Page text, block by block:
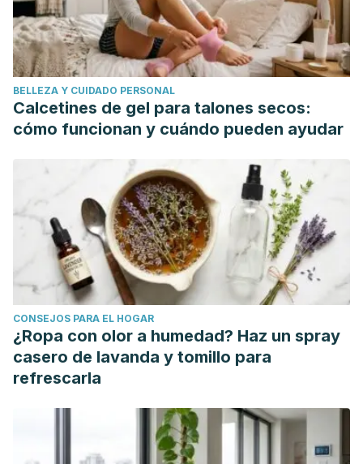
nuevos fármacos. Información terapéutica del Sistema
Nacional de salud,28(2), 33-40.
López-Hernández, E., Bravo, J., & Solís, H. (2005).
Epilepsia y antiepilépticos de primera y segunda
generación. Aspectos básicos útiles en la práctica
clínica.
Rev Fac Med UNAM ,48 (5), 201-9.
BELLEZA Y CUIDADO PERSONAL
Calcetines de gel para talones secos:
cómo funcionan y cuándo pueden ayudar
CONSEJOS PARA EL HOGAR
¿Ropa con olor a humedad? Haz un spray
casero de lavanda y tomillo para
refrescarla